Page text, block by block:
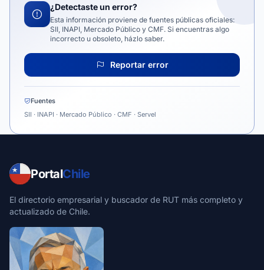
¿Detectaste un error?
Esta información proviene de fuentes públicas oficiales:
SII, INAPI, Mercado Público y CMF. Si encuentras algo
incorrecto u obsoleto, házlo saber.
Reportar error
Fuentes
SII · INAPI · Mercado Público · CMF · Servel
PortalChile
El directorio empresarial y buscador de RUT más completo y
actualizado de Chile.